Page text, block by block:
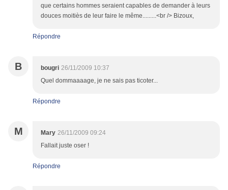
que certains hommes seraient capables de demander à leurs
douces moitiès de leur faire le même.........<br /> Bizoux,
Répondre
B bougri 26/11/2009 10:37
Quel dommaaaage, je ne sais pas ticoter...
Répondre
M Mary 26/11/2009 09:24
Fallait juste oser !
Répondre